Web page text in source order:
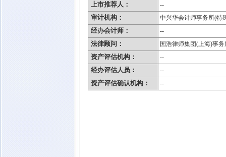
上市推荐人： --
审计机构： 中兴华会计师事务所(特
经办会计师： --
法律顾问： 国浩律师集团(上海)事务
资产评估机构： --
经办评估人员： --
资产评估确认机构： --